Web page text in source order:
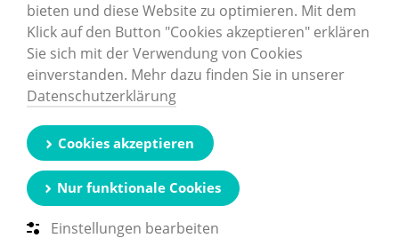
Unternehmen
Karriere
Nachhaltigkeit
Zertifizierungen
Druckdatenerstellung
Kontaktformular
Impressum
Datenschutz
bieten und diese Website zu optimieren. Mit dem
Klick auf den Button "Cookies akzeptieren" erklären
Sie sich mit der Verwendung von Cookies
einverstanden. Mehr dazu finden Sie in unserer
Datenschutzerklärung
Einstellungen bearbeiten
Nur funktionale Cookies
Cookies akzeptieren